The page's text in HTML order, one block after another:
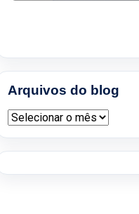
Arquivos do blog
Arquivos do blog